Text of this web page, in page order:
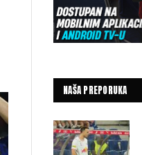
NAŠA PREPORUKA